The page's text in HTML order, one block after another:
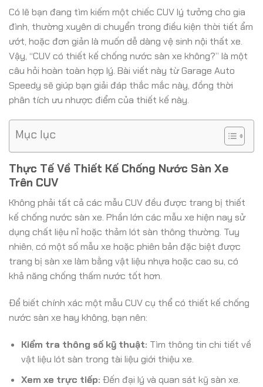
Có lẽ bạn đang tìm kiếm một chiếc CUV lý tưởng cho gia
đình, thường xuyên di chuyển trong điều kiện thời tiết ẩm
ướt, hoặc đơn giản là muốn dễ dàng vệ sinh nội thất xe.
Vậy, “CUV có thiết kế chống nước sàn xe không?” là một
câu hỏi hoàn toàn hợp lý. Bài viết này từ Garage Auto
Speedy sẽ giúp bạn giải đáp thắc mắc này, đồng thời
phân tích ưu nhược điểm của thiết kế này.
Mục lục
Thực Tế Về Thiết Kế Chống Nước Sàn Xe
Trên CUV
Không phải tất cả các mẫu CUV đều được trang bị thiết
kế chống nước sàn xe. Phần lớn các mẫu xe hiện nay sử
dụng chất liệu nỉ hoặc thảm lót sàn thông thường. Tuy
nhiên, có một số mẫu xe hoặc phiên bản đặc biệt được
trang bị sàn xe làm bằng vật liệu nhựa hoặc cao su, có
khả năng chống thấm nước tốt hơn.
Để biết chính xác một mẫu CUV cụ thể có thiết kế chống
nước sàn xe hay không, bạn nên:
Kiểm tra thông số kỹ thuật: Tìm thông tin chi tiết về
vật liệu lót sàn trong tài liệu giới thiệu xe.
Xem xe trực tiếp: Đến đại lý và quan sát kỹ sàn xe.